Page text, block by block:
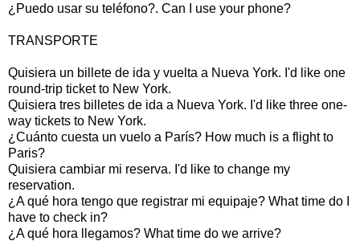
¿Puedo usar su teléfono?. Can I use your phone?
TRANSPORTE
Quisiera un billete de ida y vuelta a Nueva York. I'd like one
round-trip ticket to New York.
Quisiera tres billetes de ida a Nueva York. I'd like three one-
way tickets to New York.
¿Cuánto cuesta un vuelo a París? How much is a flight to
Paris?
Quisiera cambiar mi reserva. I'd like to change my
reservation.
¿A qué hora tengo que registrar mi equipaje? What time do I
have to check in?
¿A qué hora llegamos? What time do we arrive?